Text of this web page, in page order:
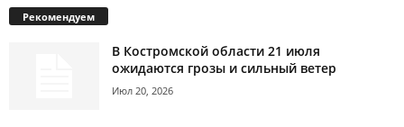
Рекомендуем
В Костромской области 21 июля
ожидаются грозы и сильный ветер
Июл 20, 2026